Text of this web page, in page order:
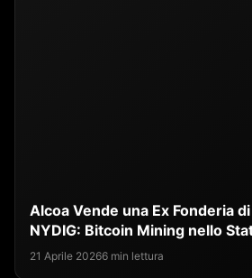
Alcoa Vende una Ex Fonderia
NYDIG: Bitcoin Mining nello
21 Aprile 20266 min lettura